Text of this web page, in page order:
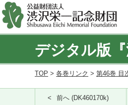
デジタル版
TOP > 各巻リンク > 第46巻 目
前へ (DK460170k)